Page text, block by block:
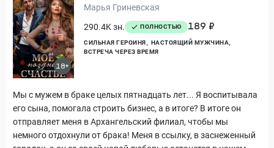
18+
Марья Гриневская
290.4K зн.
ПОЛНОСТЬЮ 189 ₽
СИЛЬНАЯ ГЕРОИНЯ
НАСТОЯЩИЙ МУЖЧИНА
ВСТРЕЧА ЧЕРЕЗ ВРЕМЯ
Мы с мужем в браке целых пятнадцать лет... Я воспитывала
его сына, помогала строить бизнес, а в итоге? В итоге он
отправляет меня в Архангельский филиал, чтобы мы
немного отдохнули от брака! Меня в ссылку, в заснеженный